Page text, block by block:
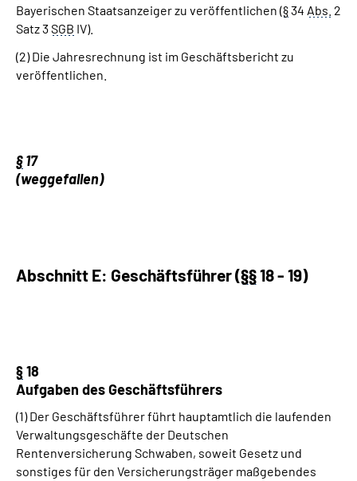
Bayerischen Staatsanzeiger zu veröffentlichen (§34 Abs. 2
Satz 3SGB IV).
(2) Die Jahresrechnung ist im Geschäftsbericht zu
veröffentlichen.
§17
(weggefallen)
Abschnitt E: Geschäftsführer (§§18 - 19)
§18
Aufgaben des Geschäftsführers
(1) Der Geschäftsführer führt hauptamtlich die laufenden
Verwaltungsgeschäfte der Deutschen
Rentenversicherung Schwaben, soweit Gesetz und
sonstiges für den Versicherungsträger maßgebendes